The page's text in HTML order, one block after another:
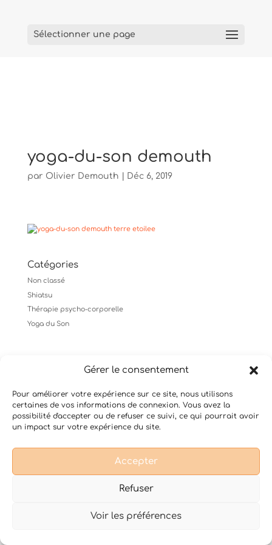
Gérer le consentement
Pour améliorer votre expérience sur ce site, nous utilisons
certaines de vos informations de connexion. Vous avez la
possibilité d'accepter ou de refuser ce suivi, ce qui pourrait avoir
un impact sur votre expérience du site.
Accepter
Refuser
Voir les préférences
Sélectionner une page
yoga-du-son demouth
par Olivier Demouth Déc 6, 2019
Catégories
Non classé
Shiatsu
Thérapie psycho-corporelle
Yoga du Son
Mentions légales